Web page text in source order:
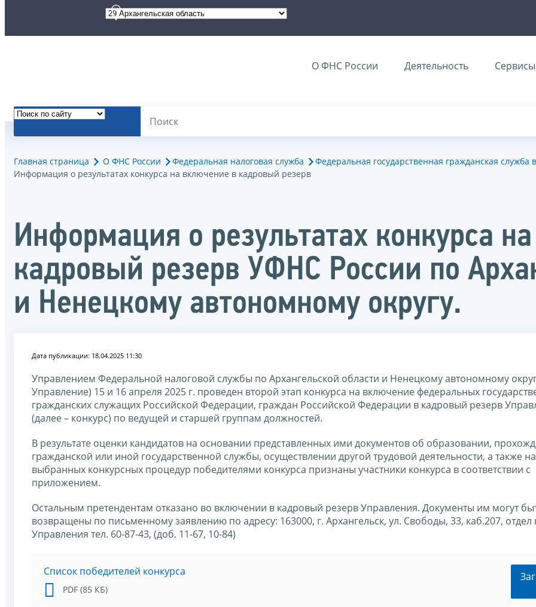
О ФНС России Деятельность Сервисы
Главная страница О ФНС России Федеральная налоговая служба
Федеральная государственная гражданская служба
Информация о результатах конкурса на включение в кадровый резерв
Информация о результатах конкурса
кадровый резерв УФНС России по
и Ненецкому автономному округу.
Дата публикации: 18.04.2025 11:30
Управлением Федеральной налоговой службы по Архангельской области и Ненецкому автономному
Управление) 15 и 16 апреля 2025 г. проведен второй этап конкурса на включение федеральных
гражданских служащих Российской Федерации, граждан Российской Федерации в кадровый резерв
(далее – конкурс) по ведущей и старшей группам должностей.
В результате оценки кандидатов на основании представленных ими документов об образовании,
гражданской или иной государственной службы, осуществлении другой трудовой деятельности, а также
выбранных конкурсных процедур победителями конкурса признаны участники конкурса в соответствии с
приложением.
Остальным претендентам отказано во включении в кадровый резерв Управления. Документы им могут
возвращены по письменному заявлению по адресу: 163000, г. Архангельск, ул. Свободы, 33, каб.207, отдел
Управления тел. 60-87-43, (доб. 11-67, 10-84)
Список победителей конкурса
PDF (85 КБ)